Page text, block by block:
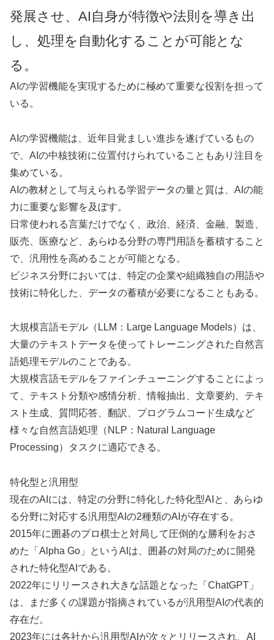
発展させ、AI自身が特徴や法則を導き出
し、処理を自動化することが可能とな
る。
AIの学習機能を実現するために極めて重要な役割を担って
いる。
AIの学習機能は、近年目覚ましい進歩を遂げているもの
で、AIの中核技術に位置付けられていることもあり注目を
集めている。
AIの教材として与えられる学習データの量と質は、AIの能
力に重要な影響を及ぼす。
日常使われる言葉だけでなく、政治、経済、金融、製造、
販売、医療など、あらゆる分野の専門用語を蓄積すること
で、汎用性を高めることが可能となる。
ビジネス分野においては、特定の企業や組織独自の用語や
技術に特化した、データの蓄積が必要になることもある。
大規模言語モデル（LLM：Large Language Models）は、
大量のテキストデータを使ってトレーニングされた自然言
語処理モデルのことである。
大規模言語モデルをファインチューニングすることによっ
て、テキスト分類や感情分析、情報抽出、文章要約、テキ
スト生成、質問応答、翻訳、プログラムコード生成など
様々な自然言語処理（NLP：Natural Language
Processing）タスクに適応できる。
特化型と汎用型
現在のAIには、特定の分野に特化した特化型AIと、あらゆ
る分野に対応する汎用型AIの2種類のAIが存在する。
2015年に囲碁のプロ棋士と対局して圧倒的な勝利をおさ
めた「Alpha Go」というAIは、囲碁の対局のために開発
された特化型AIである。
2022年にリリースされ大きな話題となった「ChatGPT」
は、まだ多くの課題が指摘されているが汎用型AIの代表的
存在だ。
2023年には各社から汎用型AIが次々とリリースされ、AI